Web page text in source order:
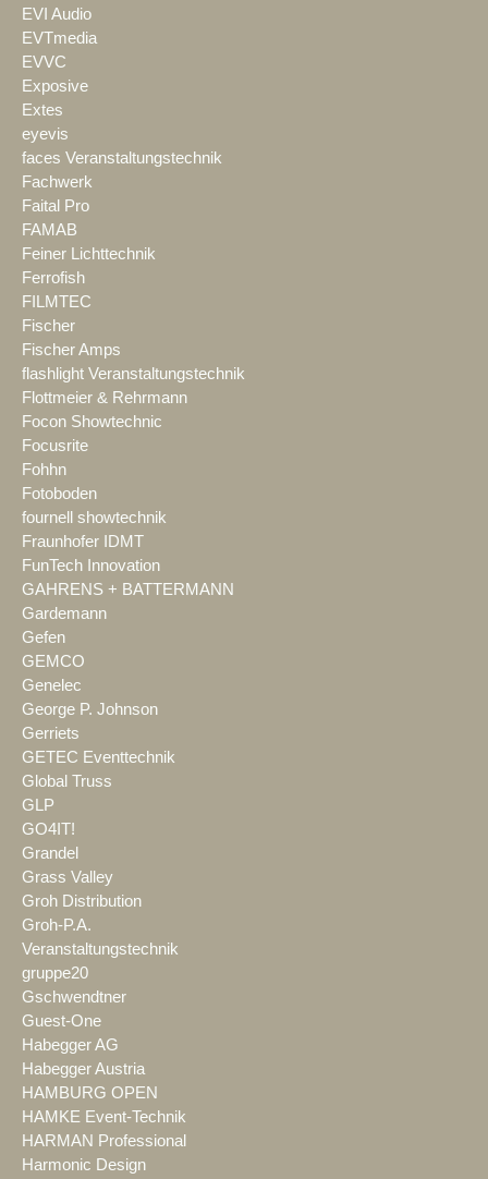
EVI Audio
EVTmedia
EVVC
Exposive
Extes
eyevis
faces Veranstaltungstechnik
Fachwerk
Faital Pro
FAMAB
Feiner Lichttechnik
Ferrofish
FILMTEC
Fischer
Fischer Amps
flashlight Veranstaltungstechnik
Flottmeier & Rehrmann
Focon Showtechnic
Focusrite
Fohhn
Fotoboden
fournell showtechnik
Fraunhofer IDMT
FunTech Innovation
GAHRENS + BATTERMANN
Gardemann
Gefen
GEMCO
Genelec
George P. Johnson
Gerriets
GETEC Eventtechnik
Global Truss
GLP
GO4IT!
Grandel
Grass Valley
Groh Distribution
Groh-P.A.
Veranstaltungstechnik
gruppe20
Gschwendtner
Guest-One
Habegger AG
Habegger Austria
HAMBURG OPEN
HAMKE Event-Technik
HARMAN Professional
Harmonic Design